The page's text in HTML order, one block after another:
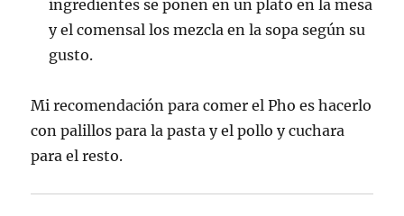
ingredientes se ponen en un plato en la mesa
y el comensal los mezcla en la sopa según su
gusto.
Mi recomendación para comer el Pho es hacerlo
con palillos para la pasta y el pollo y cuchara
para el resto.